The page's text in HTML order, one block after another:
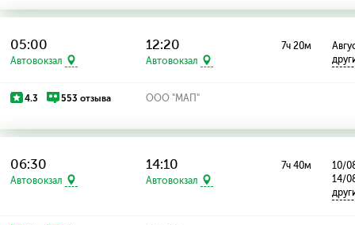
05:00
Автовокзал
12:20
Автовокзал
7ч 20м
4.3 553 отзыва ООО "МАП"
06:30
Автовокзал
14:10
Автовокзал
7ч 40м
10/
14/